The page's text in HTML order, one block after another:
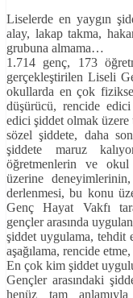
Liselerde en yaygın
alay, lakap takma,
grubuna almama…
1.714 genç, 173
gerçekleştirilen Liseli
okullarda en çok
düşürücü, rencide
edici şiddet olmak üzere
sözel şiddete, daha
şiddete maruz
öğretmenlerin ve okul
üzerine deneyimlerinin,
derlenmesi, bu konu
Genç Hayat Vakfı
gençler arasında
şiddet uygulama, tehdit
aşağılama, rencide
En çok kim şiddet
Gençler arasındaki
henüz tam